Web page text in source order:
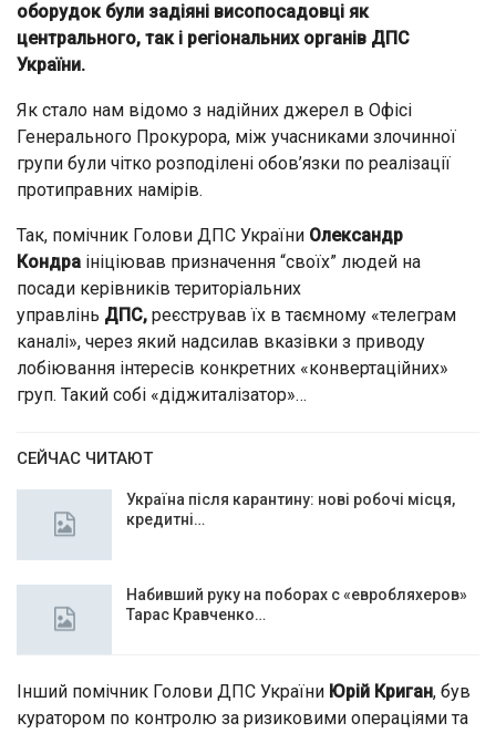
оборудок були задіяні висопосадовці як
центрального, так і регіональних органів ДПС
України.
Як стало нам відомо з надійних джерел в Офісі
Генерального Прокурора, між учасниками злочинної
групи були чітко розподілені обов’язки по реалізації
протиправних намірів.
Так, помічник Голови ДПС України Олександр
Кондра ініціював призначення “своїх” людей на
посади керівників територіальних
управлінь ДПС, реєстрував їх в таємному «телеграм
каналі», через який надсилав вказівки з приводу
лобіювання інтересів конкретних «конвертаційних»
груп. Такий собі «діджиталізатор»…
СЕЙЧАС ЧИТАЮТ
Україна після карантину: нові робочі місця,
кредитні…
Набивший руку на поборах с «евробляхеров»
Тарас Кравченко…
Інший помічник Голови ДПС України Юрій Криган, був
куратором по контролю за ризиковими операціями та